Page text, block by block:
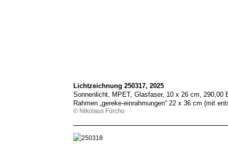
Lichtzeichnung 250317, 2025
Sonnenlicht, MPET, Glasfaser, 10 x 26 cm, 290,00
Rahmen „gereke-einrahmungen“ 22 x 36 cm (mit
© Nikolaus Fürcho